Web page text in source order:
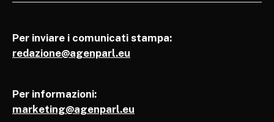
Per inviare i comunicati stampa:
redazione@agenparl.eu
Per informazioni:
marketing@agenparl.eu